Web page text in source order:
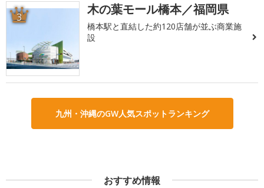
3 木の葉モール橋本／福岡県
橋本駅と直結した約120店舗が並ぶ商業施
設
九州・沖縄のGW人気スポットランキング
おすすめ情報